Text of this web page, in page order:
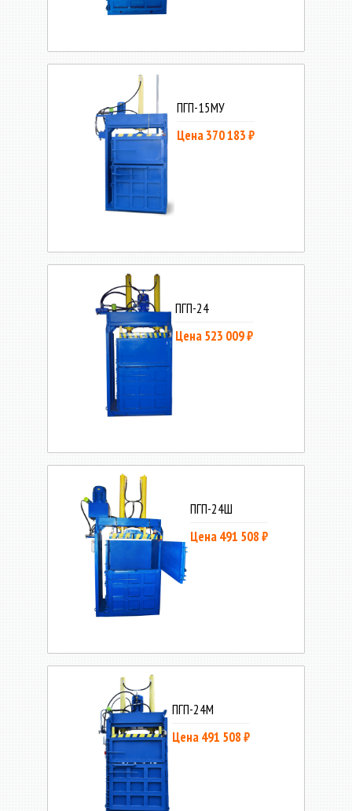
ПГП-15МУ
Цена 370 183 ₽
ПГП-24
Цена 523 009 ₽
ПГП-24Ш
Цена 491 508 ₽
ПГП-24М
Цена 491 508 ₽